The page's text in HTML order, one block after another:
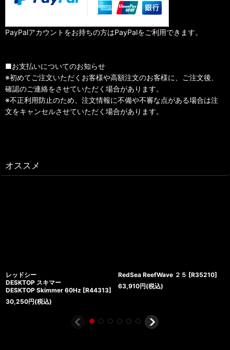
PayPalアカウントをお持ちの方はPayPalをご利用できます。
■お支払いについてのお知らせ
※初めてご注文いただくお客様や高額注文のお客様に、ご注文後、
確認のご連絡をさせていただく場合があります。
※不正利用防止のため、注文情報に不備や不審な点がある場合は注
文をキャンセルさせていただく場合があります。
オススメ
レッドシー
DESKTOP スキマー
DESKTOP Skimmer 60Hz [R44313]
30,250円(税込)
RedSea ReefWave ２５ [R35210]
63,910円(税込)